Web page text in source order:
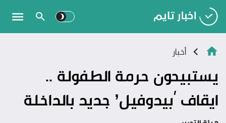
أخبار
يستبيحون حرمة الطفولة ..
ايقاف ‘بيدوفيل’ جديد بالداخلة